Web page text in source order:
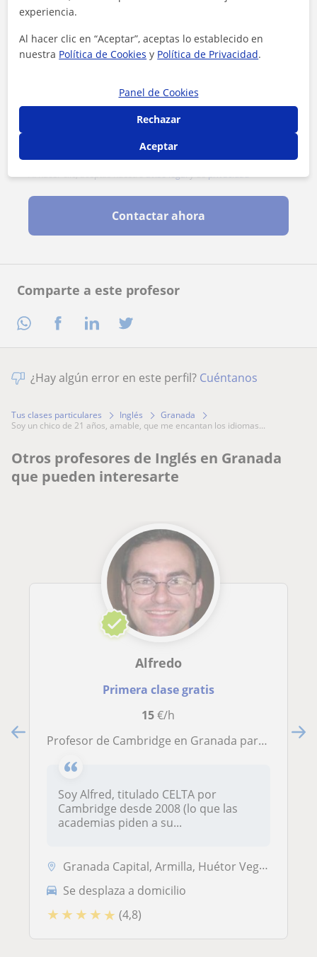
Comparte a este profesor
Al hacer clic, aceptas nuestroaviso legaly deprivacidad
Contactar ahora
¿Hay algún error en este perfil? Cuéntanos
Tus clases particulares Inglés
Granada
soy un chico de 21 años, amable, que me encantan los idiomas...
Otros profesores de Inglés en Granada
que pueden interesarte
Alfredo
Primera clase gratis
15€/h
Profesor de Cambridge en Granada para conversación, gramática, y exámenes oficiales: EOI, FCE / CAE / CPE, Aptis, Trinity ISE e IELTS
Soy Alfred, titulado CELTA por
Cambridge desde 2008 (lo que las
academias piden a su...
Granada Capital, Armilla, Huétor Vega, Maracena
Se desplaza a domicilio
★ ★ ★ ★ ★ (4,8)
experiencia.
Al hacer clic en “Aceptar”, aceptas lo establecido en
nuestra Política de Cookies y Política de Privacidad.
Panel de Cookies
Rechazar
Aceptar